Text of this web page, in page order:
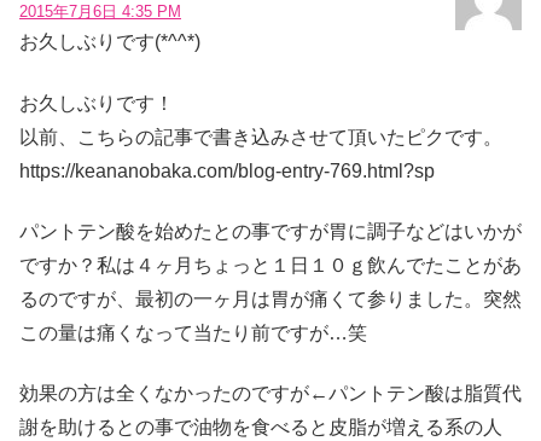
2015年7月6日 4:35 PM
お久しぶりです(*^^*)
お久しぶりです！
以前、こちらの記事で書き込みさせて頂いたピクです。
https://keananobaka.com/blog-entry-769.html?sp
パントテン酸を始めたとの事ですが胃に調子などはいかが
ですか？私は４ヶ月ちょっと１日１０ｇ飲んでたことがあ
るのですが、最初の一ヶ月は胃が痛くて参りました。突然
この量は痛くなって当たり前ですが…笑
効果の方は全くなかったのですが←パントテン酸は脂質代
謝を助けるとの事で油物を食べると皮脂が増える系の人